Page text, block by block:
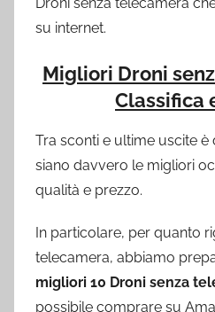
su internet.
Migliori Droni
Classifica
Tra sconti e ultime uscite è
siano davvero le migliori
qualità e prezzo.
In particolare, per quanto
telecamera, abbiamo
migliori 10 Droni senza
possibile comprare su